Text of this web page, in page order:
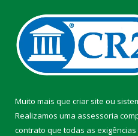
Muito mais que criar site ou
Realizamos uma assessoria
contrato que todas as exigências